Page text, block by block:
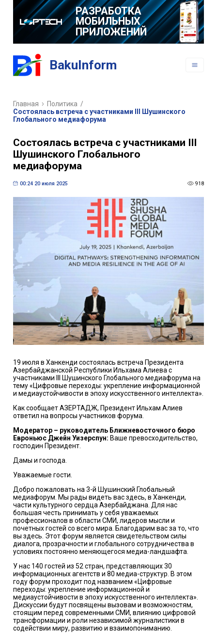
ПРИЛОЖЕНИЙ
BakuInform
Главная Политика /
Состоялась встреча с участниками III Шушинского
Глобального медиафорума
Состоялась встреча с участниками III
Шушинского Глобального
медиафорума
00:24 20 июля 2025 918
19 июля в Ханкенди состоялась встреча Президента
Азербайджанской Республики Ильхама Алиева с
участниками III Шушинского Глобального медиафорума на
тему «Цифровые переходы: укрепление информационной
и медиаустойчивости в эпоху искусственного интеллекта».
Как сообщает АЗЕРТАДЖ, Президент Ильхам Алиев
ответил на вопросы участников форума.
Модератор – руководитель Ближневосточного бюро
Евроньюс Джейн Уизерспун: Ваше превосходительство,
господин Президент.
Дамы и господа.
Уважаемые гости.
Добро пожаловать на 3-й Шушинский Глобальный
медиафорум. Мы рады видеть вас здесь, в Ханкенди,
части культурного сердца Азербайджана. Для нас
большая честь принимать у себя уважаемых
профессионалов в области СМИ, лидеров мысли и
почетных гостей со всего мира. Благодарим вас за то, что
вы здесь. Этот форум является свидетельством силы
диалога, прозрачности и глобального сотрудничества в
условиях постоянно меняющегося медиа-ландшафта.
У нас 140 гостей из 52 стран, представляющих 30
информационных агентств и 80 медиа-структур. В этом
году форум проходит под названием «Цифровые
переходы: укрепление информационной и
медиаустойчивости в эпоху искусственного интеллекта».
Дискуссии будут посвящены вызовам и возможностям,
стоящим перед современными СМИ, влиянию цифровой
трансформации и роли независимой журналистики в
содействии миру, развитию и взаимопониманию.